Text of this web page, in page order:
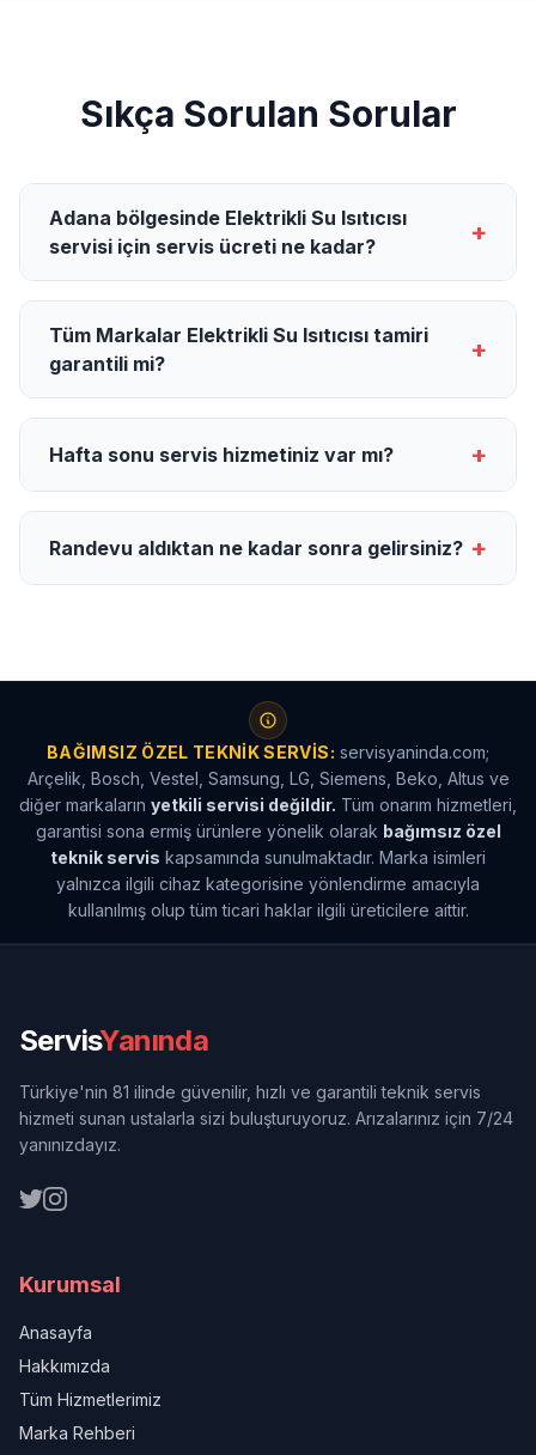
Sıkça Sorulan Sorular
Adana bölgesinde Elektrikli Su Isıtıcısı
servisi için servis ücreti ne kadar?
+
Tüm Markalar Elektrikli Su Isıtıcısı tamiri
garantili mi?
+
Hafta sonu servis hizmetiniz var mı? +
Randevu aldıktan ne kadar sonra gelirsiniz? +
BAĞIMSIZ ÖZEL TEKNIK SERVIS: servisyaninda.com;
Arçelik, Bosch, Vestel, Samsung, LG, Siemens, Beko, Altus ve
diğer markaların yetkili servisi değildir. Tüm onarım hizmetleri,
garantisi sona ermiş ürünlere yönelik olarak bağımsız özel
teknik servis kapsamında sunulmaktadır. Marka isimleri
yalnızca ilgili cihaz kategorisine yönlendirme amacıyla
kullanılmış olup tüm ticari haklar ilgili üreticilere aittir.
ServisYanında
Türkiye'nin 81 ilinde güvenilir, hızlı ve garantili teknik servis
hizmeti sunan ustalarla sizi buluşturuyoruz. Arızalarınız için 7/24
yanınızdayız.
Kurumsal
Anasayfa
Hakkımızda
Tüm Hizmetlerimiz
Marka Rehberi